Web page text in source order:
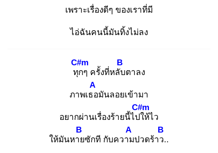
เพราะเรื่องดีๆ ของเราที่มี
ไอ่ฉันคนนี้มันทิ้งไม่ลง
ทุก
C#m
ๆ ครั้งที่หลับ
B
ตาลง
ภาพเธอ
A
มันลอยเข้ามา
อยากผ่านเรื่องร้ายนี้ไปใ
C#m
ห้ไว
ให้มันหาย
B
ซักที กับความ
A
ปวดร้าว.
B
.